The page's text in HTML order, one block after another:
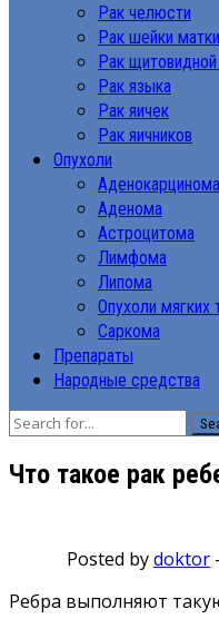
Рак челюсти
Рак шейки матки
Рак
Рак языка
Рак яичек
Рак яичников
Опухоли
Аденокарцинома
Аденома
Астроцитома
Лимфома
Липома
Опухоли мягких
Саркома
Препараты
Народные средства
Что такое рак
Posted bydoktor
Ребра выполняют